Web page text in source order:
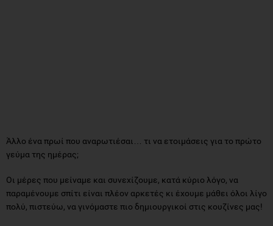
Άλλο ένα πρωί που αναρωτιέσαι… τι να ετοιμάσεις για το πρώτο
γεύμα της ημέρας;
Οι μέρες που μείναμε και συνεχίζουμε, κατά κύριο λόγο, να
παραμένουμε σπίτι είναι πλέον αρκετές κι έχουμε μάθει όλοι λίγο
πολύ, πιστεύω, να γινόμαστε πιο δημιουργικοί στις κουζίνες μας!